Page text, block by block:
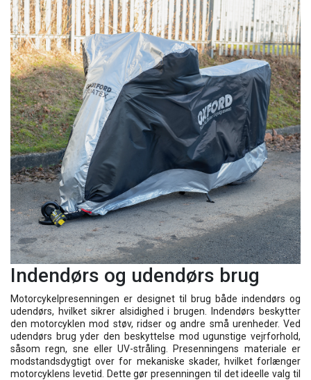
Indendørs og udendørs brug
Motorcykelpresenningen er designet til brug både indendørs og
udendørs, hvilket sikrer alsidighed i brugen. Indendørs beskytter
den motorcyklen mod støv, ridser og andre små urenheder. Ved
udendørs brug yder den beskyttelse mod ugunstige vejrforhold,
såsom regn, sne eller UV-stråling. Presenningens materiale er
modstandsdygtigt over for mekaniske skader, hvilket forlænger
motorcyklens levetid. Dette gør presenningen til det ideelle valg til